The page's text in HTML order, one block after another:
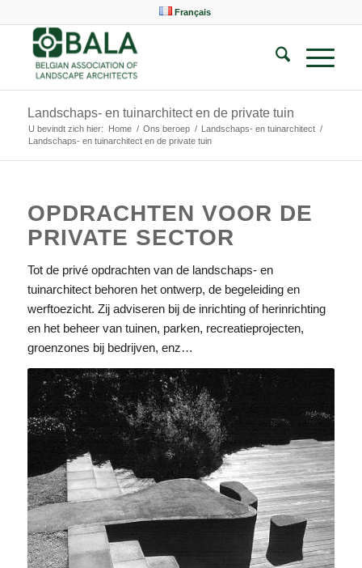
Français
Landschaps- en tuinarchitect en de private tuin
U bevindt zich hier: Home / Ons beroep / Landschaps- en tuinarchitect /
Landschaps- en tuinarchitect en de private tuin
OPDRACHTEN VOOR DE
PRIVATE SECTOR
Tot de privé opdrachten van de landschaps- en
tuinarchitect behoren het ontwerp, de begeleiding en
werftoezicht. Zij adviseren bij de inrichting of herinrichting
en het beheer van tuinen, parken, recreatieprojecten,
groenzones bij bedrijven, enz…